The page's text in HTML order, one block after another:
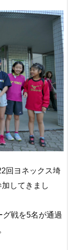
回ヨネックス埼
加 してきまし
戦を5名が通過